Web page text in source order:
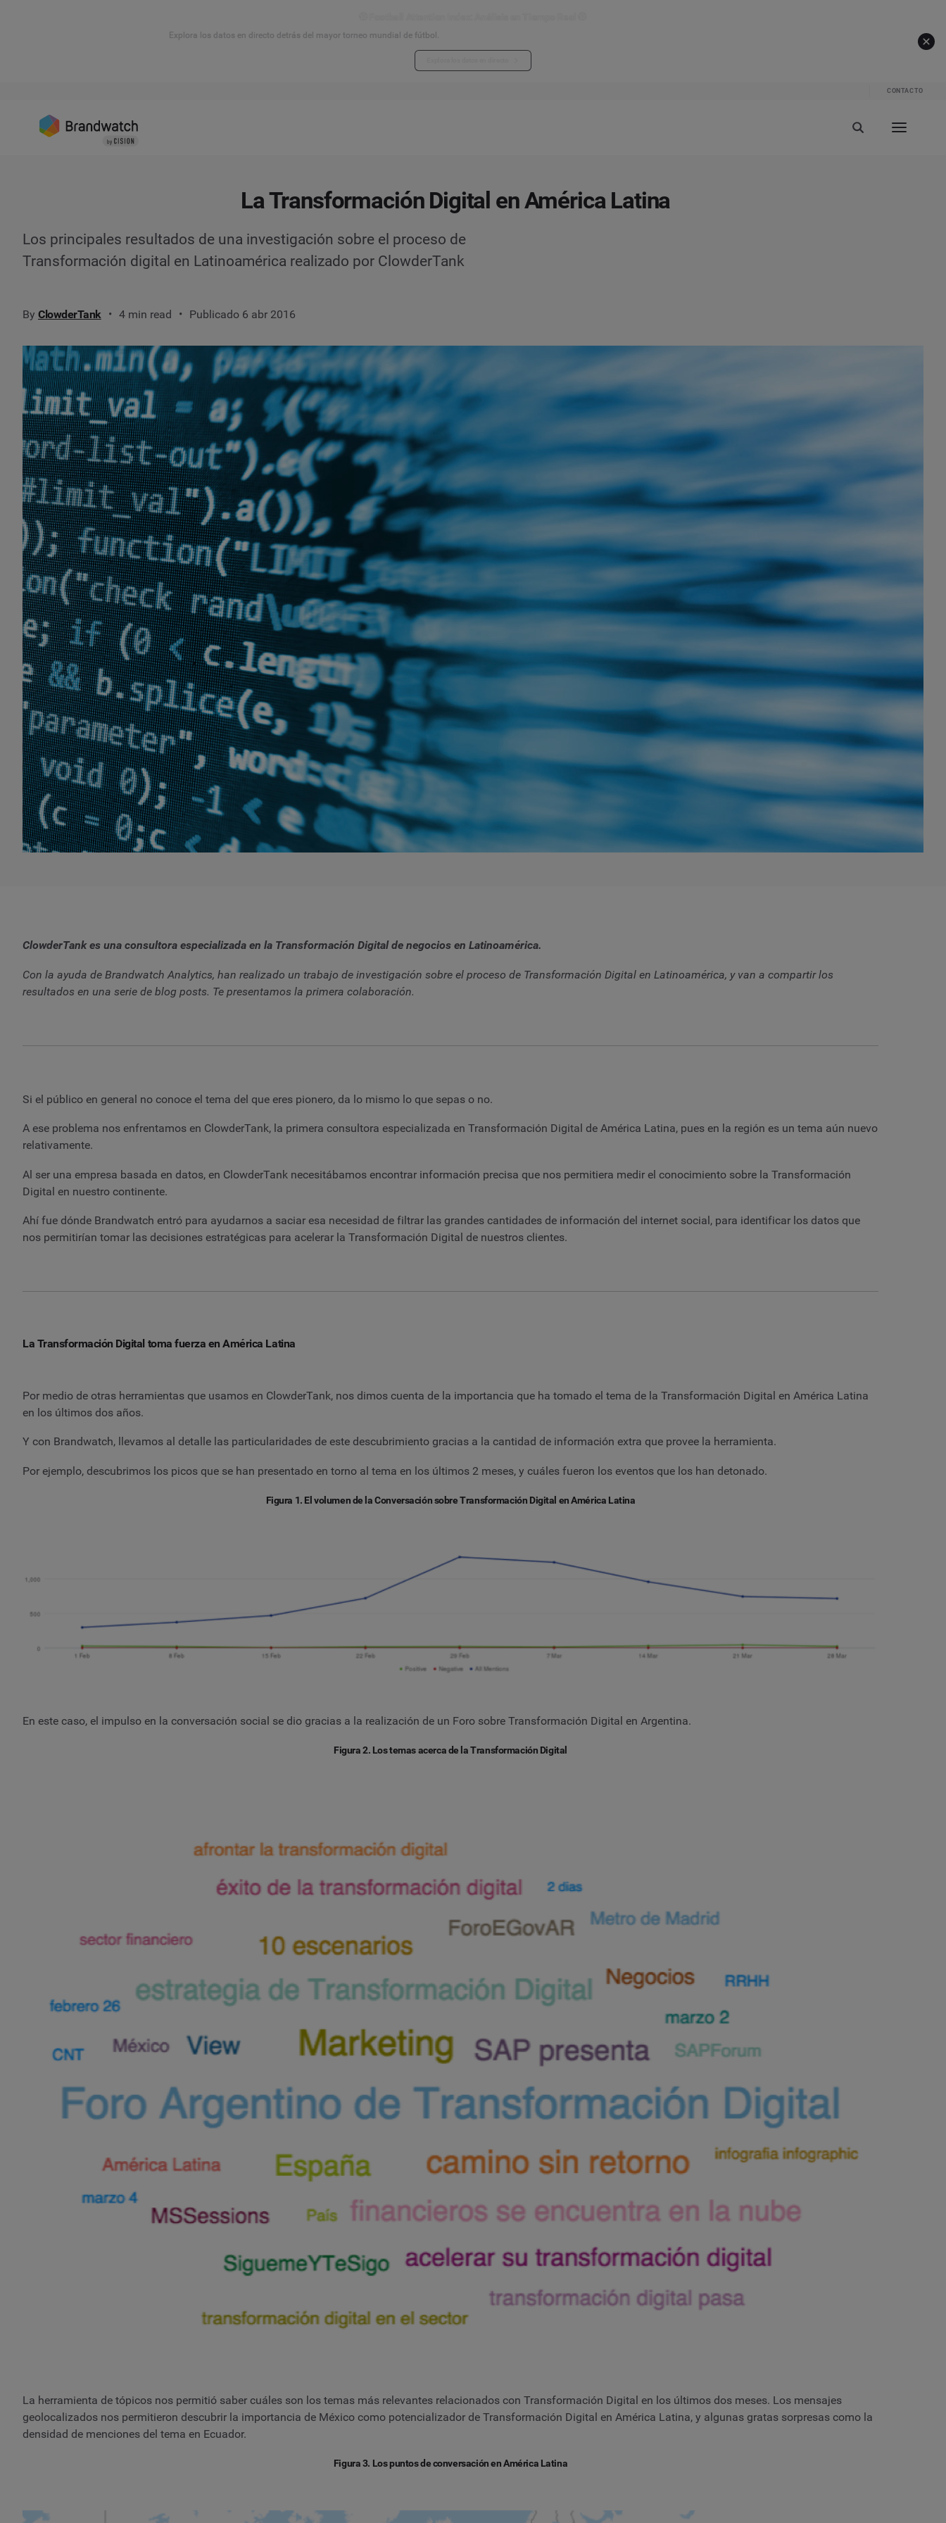
Explora los datos en directo detrás del mayor torneo mundial de fútbol.
CONTACTO
La Transformación Digital en América Latina
Los principales resultados de una investigación sobre el proceso de
Transformación digital en Latinoamérica realizado por ClowderTank
By ClowderTank 4 min read Publicado 6 abr 2016
ClowderTank es una consultora especializada en la Transformación Digital de negocios en Latinoamérica.
Con la ayuda de Brandwatch Analytics, han realizado un trabajo de investigación sobre el proceso de Transformación Digital en Latinoamérica, y van a compartir los
resultados en una serie de blog posts. Te presentamos la primera colaboración.
Si el público en general no conoce el tema del que eres pionero, da lo mismo lo que sepas o no.
A ese problema nos enfrentamos en ClowderTank, la primera consultora especializada en Transformación Digital de América Latina, pues en la región es un tema aún nuevo
relativamente.
Al ser una empresa basada en datos, en ClowderTank necesitábamos encontrar información precisa que nos permitiera medir el conocimiento sobre la Transformación
Digital en nuestro continente.
Ahí fue dónde Brandwatch entró para ayudarnos a saciar esa necesidad de filtrar las grandes cantidades de información del internet social, para identificar los datos que
nos permitirían tomar las decisiones estratégicas para acelerar la Transformación Digital de nuestros clientes.
La Transformación Digital toma fuerza en América Latina
Por medio de otras herramientas que usamos en ClowderTank, nos dimos cuenta de la importancia que ha tomado el tema de la Transformación Digital en América Latina
en los últimos dos años.
Y con Brandwatch, llevamos al detalle las particularidades de este descubrimiento gracias a la cantidad de información extra que provee la herramienta.
Por ejemplo, descubrimos los picos que se han presentado en torno al tema en los últimos 2 meses, y cuáles fueron los eventos que los han detonado.
Figura 1. El volumen de la Conversación sobre Transformación Digital en América Latina
En este caso, el impulso en la conversación social se dio gracias a la realización de un Foro sobre Transformación Digital en Argentina.
Figura 2. Los temas acerca de la Transformación Digital
La herramienta de tópicos nos permitió saber cuáles son los temas más relevantes relacionados con Transformación Digital en los últimos dos meses. Los mensajes
geolocalizados nos permitieron descubrir la importancia de México como potencializador de Transformación Digital en América Latina, y algunas gratas sorpresas como la
densidad de menciones del tema en Ecuador.
Figura 3. Los puntos de conversación en América Latina